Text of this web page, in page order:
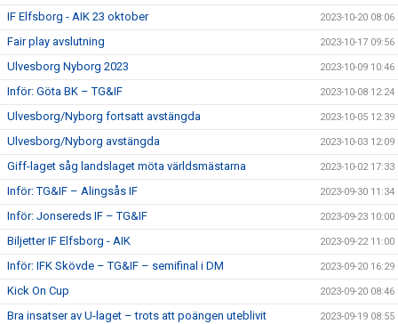
IF Elfsborg - AIK 23 oktober 2023-10-20 08:06
Fair play avslutning 2023-10-17 09:56
Ulvesborg Nyborg 2023 2023-10-09 10:46
Inför: Göta BK – TG&IF 2023-10-08 12:24
Ulvesborg/Nyborg fortsatt avstängda 2023-10-05 12:39
Ulvesborg/Nyborg avstängda 2023-10-03 12:09
Giff-laget såg landslaget möta världsmästarna 2023-10-02 17:33
Inför: TG&IF – Alingsås IF 2023-09-30 11:34
Inför: Jonsereds IF – TG&IF 2023-09-23 10:00
Biljetter IF Elfsborg - AIK 2023-09-22 11:00
Inför: IFK Skövde – TG&IF – semifinal i DM 2023-09-20 16:29
Kick On Cup 2023-09-20 08:46
Bra insatser av U-laget – trots att poängen uteblivit 2023-09-19 08:55